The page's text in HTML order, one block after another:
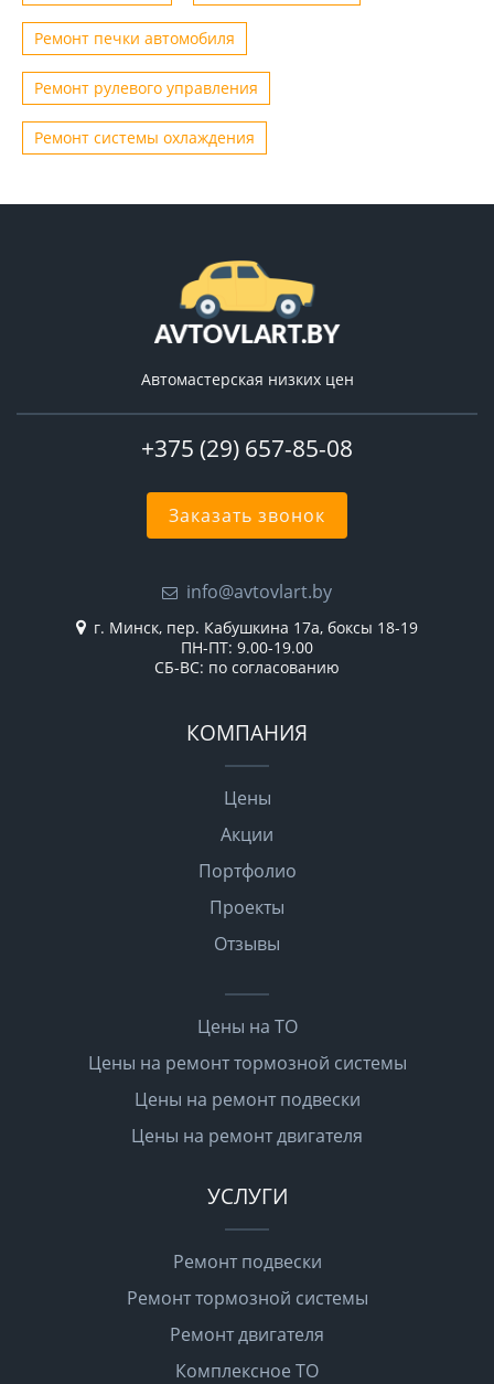
Ремонт печки автомобиля
Ремонт рулевого управления
Ремонт системы охлаждения
Автомастерская низких цен
+375 (29) 657-85-08
Заказать звонок
info@avtovlart.by
г. Минск, пер. Кабушкина 17а, боксы 18-19
ПН-ПТ: 9.00-19.00
СБ-ВС: по согласованию
КОМПАНИЯ
Цены
Акции
Портфолио
Проекты
Отзывы
Цены на ТО
Цены на ремонт тормозной системы
Цены на ремонт подвески
Цены на ремонт двигателя
УСЛУГИ
Ремонт подвески
Ремонт тормозной системы
Ремонт двигателя
Комплексное ТО